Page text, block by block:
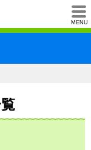
MENU
人石川